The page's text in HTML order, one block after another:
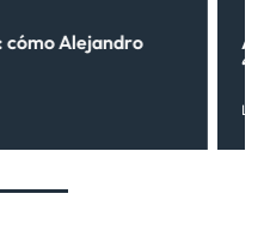
cómo Alejandro